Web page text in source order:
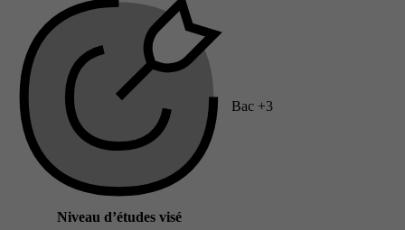
Niveau d’études visé
Bac +3